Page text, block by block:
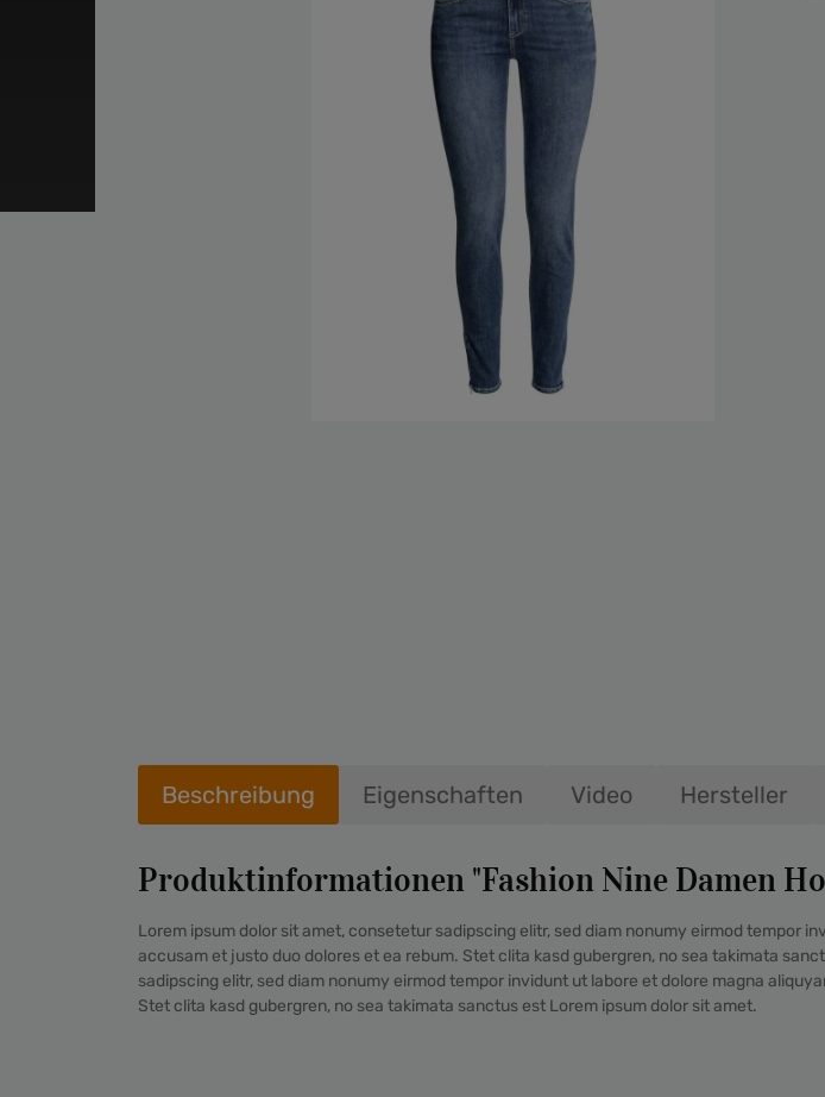
Beschreibung Eigenschaften Video Hersteller
Produktinformationen "Fashion Nine Damen
Lorem ipsum dolor sit amet, consetetur sadipscing elitr, sed diam nonumy eirmod tempor
accusam et justo duo dolores et ea rebum. Stet clita kasd gubergren, no sea takimata
sadipscing elitr, sed diam nonumy eirmod tempor invidunt ut labore et dolore magna
Stet clita kasd gubergren, no sea takimata sanctus est Lorem ipsum dolor sit amet.